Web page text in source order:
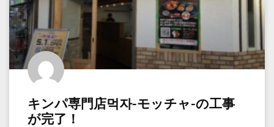
キンパ専門店먹자-モッチャ-の工事
が完了！